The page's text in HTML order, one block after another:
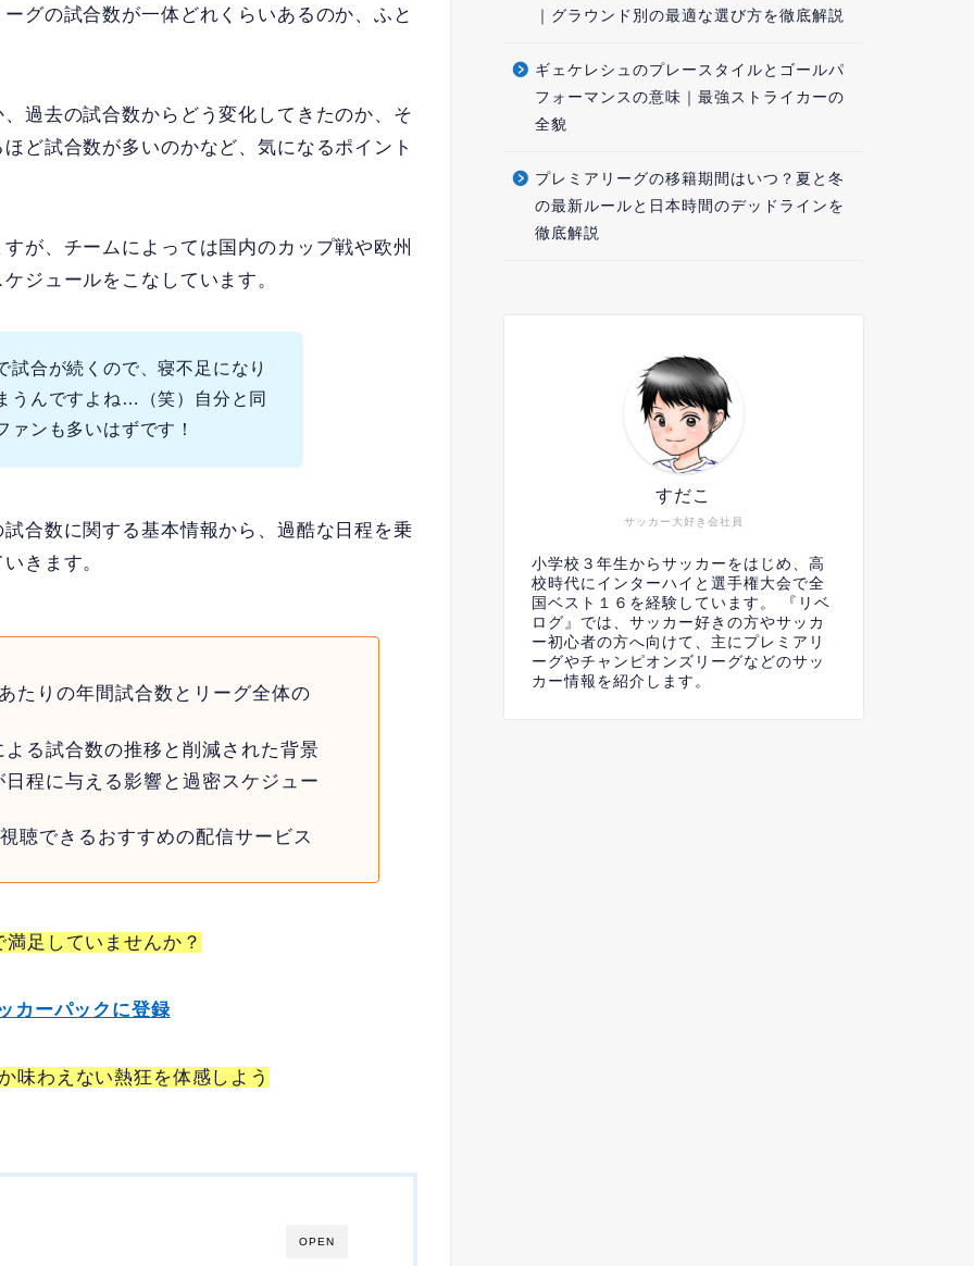
グの試合数が一体どれくらいあるのか、ふと
過去の試合数からどう変化してきたのか、そ
ど試合数が多いのかなど、気になるポイント
が、チームによっては国内のカップ戦や欧州
ジュールをこなしています。
試合が続くので、寝不足になり
うんですよね…（笑）自分と同
ァンも多いはずです！
合数に関する基本情報から、過酷な日程を乗
きます。
たりの年間試合数とリーグ全体の
る試合数の推移と削減された背景
程に与える影響と過密スケジュー
聴できるおすすめの配信サービス
足していませんか？
カーパックに登録
味わえない熱狂を体感しよう
OPEN
｜グラウンド別の最適な選び方を徹底解説
ギェケレシュのプレースタイルとゴールパ
フォーマンスの意味｜最強ストライカーの
全貌
プレミアリーグの移籍期間はいつ？夏と冬
の最新ルールと日本時間のデッドラインを
徹底解説
サッカー大好き会社員
すだこ
小学校３年生からサッカーをはじめ、高
校時代にインターハイと選手権大会で全
国ベスト１６を経験しています。 『リベ
ログ』では、サッカー好きの方やサッカ
ー初心者の方へ向けて、主にプレミアリ
ーグやチャンピオンズリーグなどのサッ
カー情報を紹介します。